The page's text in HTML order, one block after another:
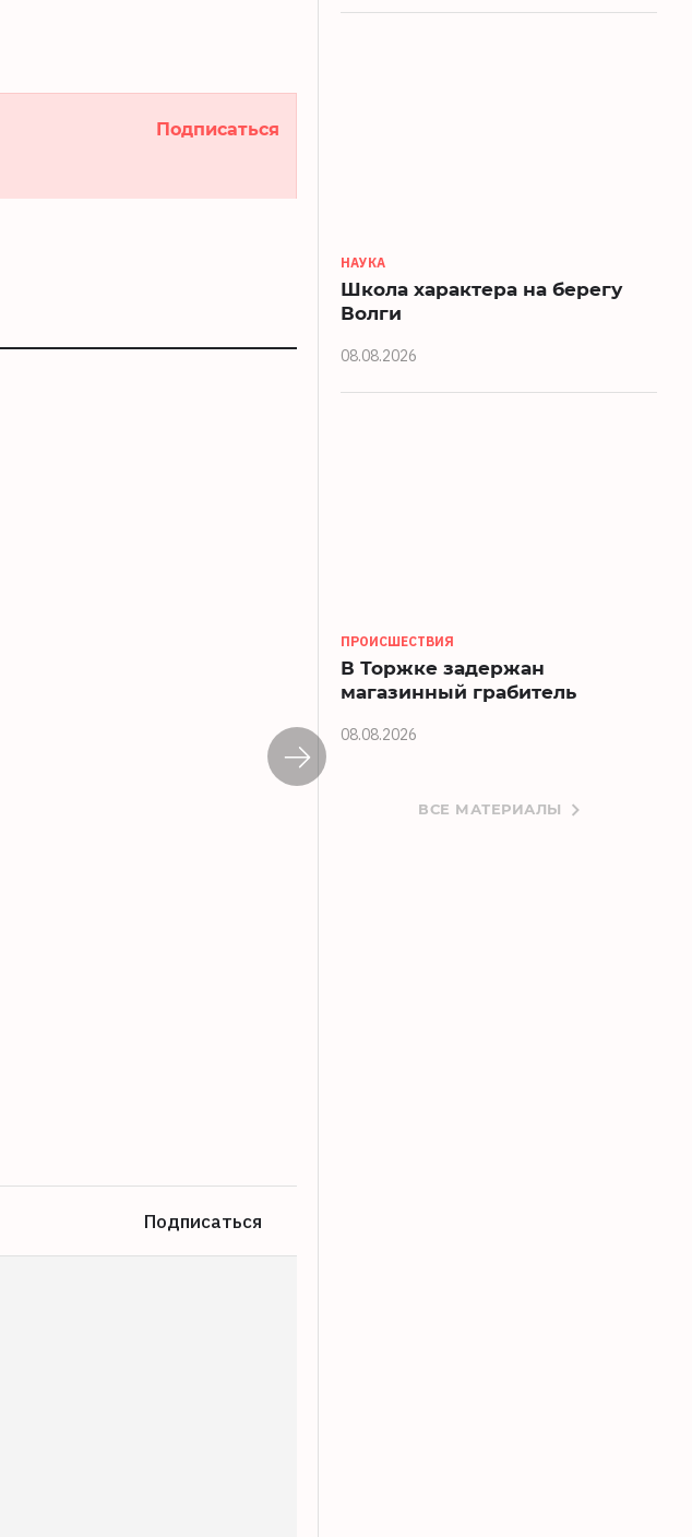
Подписаться
Подписаться
НАУКА
Школа характера на берегу
Волги
08.08.2026
ПРОИСШЕСТВИЯ
В Торжке задержан
магазинный грабитель
08.08.2026
ВСЕ МАТЕРИАЛЫ